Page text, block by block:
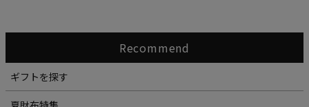
Recommend
ギフトを探す